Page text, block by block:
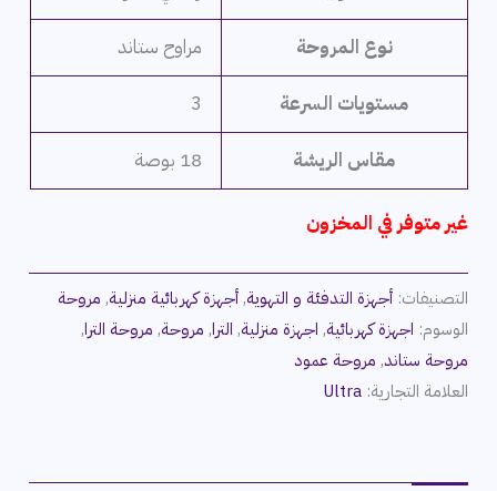
نوع المروحة مراوح ستاند
مستويات السرعة 3
مقاس الريشة 18 بوصة
غير متوفر في المخزون
التصنيفات:أجهزة التدفئة و التهوية,أجهزة كهربائية منزلية, مروحة
الوسوم: اجهزة كهربائية, اجهزة منزلية, الترا, مروحة, مروحة الترا,
مروحة ستاند, مروحة عمود
العلامة التجارية:Ultra